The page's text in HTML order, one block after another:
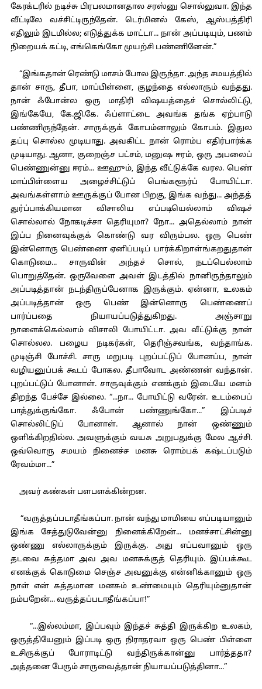
கேரக்டரில் நடிச்சு பிரபலமானதால சரஸ்னு சொல்லுவா. இந்த
வீட்டிலே வச்சிட்டிருந்தேன். டெர்மினல் கேஸ், ஆஸ்பத்திரி
எதிலும் இடமில்ல; எடுத்துக்க மாட்டா... நான் அப்படியும், பணம்
நிறையக் கட்டி, எங்கெங்கோ முயற்சி பண்ணினேன்.”
“இங்கதான் ரெண்டு மாசம் போல இருந்தா. அந்த சமயத்தில்
தான் சாரு, தீபா, மாப்பிள்ளை, குழந்தை எல்லாரும் வந்தது.
நான் ஃபோன்ல ஒரு மாதிரி விஷயத்தைச் சொல்லிட்டு,
இங்கேயே, கே.ஜி.கே. ஃப்ளாட்டை அவங்க தங்க ஏற்பாடு
பண்ணிருந்தேன். சாருக்குக் கோபம்னாலும் கோபம். இதுல
தப்பு சொல்ல முடியாது. அவகிட்ட நான் ரொம்ப எதிர்பார்க்க
முடியாது. ஆனா, குறைஞ்ச பட்சம், மனுஷ ஈரம், ஒரு அபலைப்
பெண்ணுன்னு ஈரம்... ஊஹும், இந்த வீட்டுக்கே வரல. பெண்
மாப்பிள்ளைய அழைச்சிட்டுப் பெங்களூர்ப் போயிட்டா.
அவங்கள்ளாம் ஊருக்குப் போன பிறகு, இங்க வந்து... அந்தத்
துர்ப்பாக்கியமான விசாலிய எப்படியெல்லாம் விஷச்
சொல்லால் நோகடிச்சா தெரியுமா? நோ... அதெல்லாம் நான்
இப்ப நினைவுக்குக் கொண்டு வர விரும்பல. ஒரு பெண்
இன்னொரு பெண்ணை ஏனிப்படிப் பார்க்கிறாள்ங்கறதுதான்
கொடுமை... சாருவின் அந்தச் சொல், நடப்பெல்லாம்
பொறுத்தேன். ஒருவேளை அவள் இடத்தில் நானிருந்தாலும்
அப்படித்தான் நடந்திருப்பேனாக இருக்கும். ஏன்னா, உலகம்
அப்படித்தான் ஒரு பெண் இன்னொரு பெண்ணைப்
பார்ப்பதை நியாயப்படுத்துகிறது. அஞ்சாறு
நாளைக்கெல்லாம் விசாலி போயிட்டா. அவ வீட்டுக்கு நான்
சொல்லல. பழைய நடிகர்கள், தெரிஞ்சவங்க, வந்தாங்க.
முடிஞ்சி போச்சி. சாரு மறுபடி புறப்பட்டுப் போனப்ப, நான்
வழியனுப்பக் கூடப் போகல. தீபாவோட அண்ணன் வந்தான்.
புறப்பட்டுப் போனாள். சாருவுக்கும் எனக்கும் இடையே மனம்
திறந்த பேச்சே இல்லை. “...நா... போயிட்டு வரேன். உடம்பைப்
பாத்துக்குங்கோ. ஃபோன் பண்ணுங்கோ...” இப்படிச்
சொல்லிட்டுப் போனாள். ஆனால் நான் ஒண்ணும்
ஒளிக்கிறதில்ல. அவளுக்கும் வயசு அறுபதுக்கு மேல ஆச்சி.
ஒவ்வொரு சமயம் நினைச்ச மனசு ரொம்பக் கஷ்டப்படும்
ரேவம்மா...”
அவர் கண்கள் பளபளக்கின்றன.
“வருத்தப்படாதீங்கப்பா. நான் வந்து மாமியை எப்படியானும்
இங்க சேத்துடுவேன்னு நினைக்கிறேன்... மனச்சாட்சின்னு
ஒண்ணு எல்லாருக்கும் இருக்கு. அது எப்பவானும் ஒரு
தடவை சுத்தமா அவ அவ மனசுக்குத் தெரியும். இப்பக்கூட
எனக்குக் கொடுமை செஞ்ச அவனுக்கு என்னிக்கானும் ஒரு
நாள் என் சுத்தமான மனசும் உண்மையும் தெரியும்னுதான்
நம்பறேன்... வருத்தப்படாதீங்கப்பா!”
“...இல்லம்மா, இப்பவும் இந்தச் சுத்தி இருக்கிற உலகம்,
ஒருத்தியேனும் இப்படி ஒரு நிராதரவா ஒரு பெண் பிள்ளை
உசிருக்குப் போராடிட்டு வந்திருக்கான்னு பார்த்ததா?
அத்தனை பேரும் சாருவைத்தான் நியாயப்படுத்தினா...”